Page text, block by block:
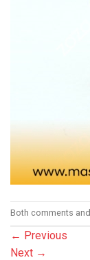
Both comments
← Previous
Next →